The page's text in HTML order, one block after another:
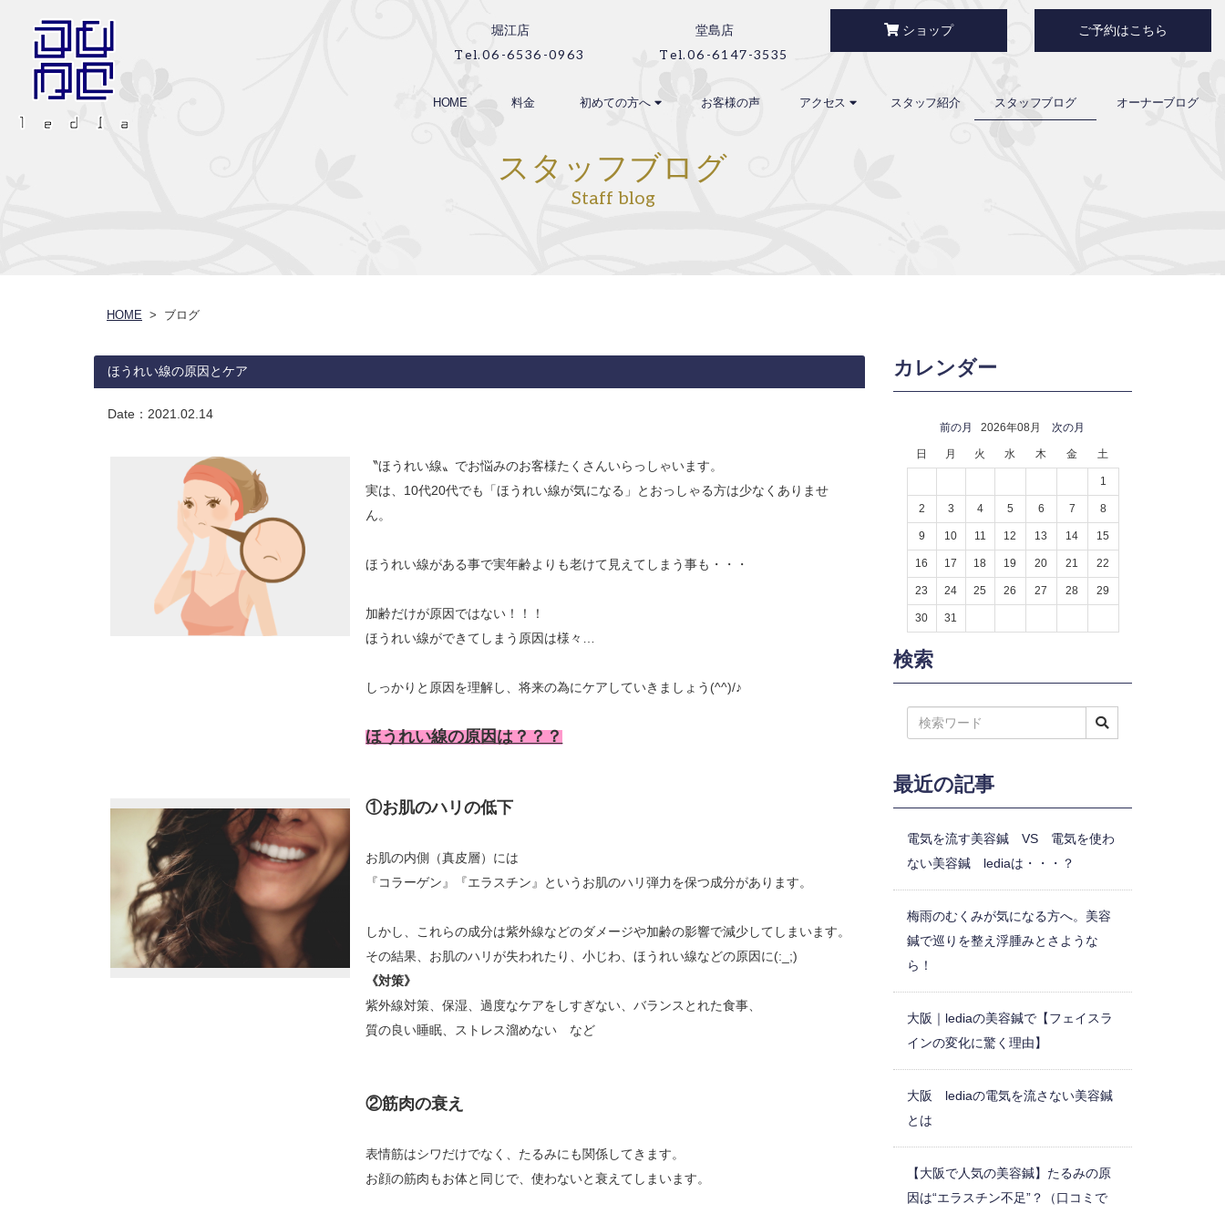
堀江店
Tel.06-6536-0963
堂島店
Tel.06-6147-3535
ショップ ご予約はこちら
HOME 料金 初めての方へ お客様の声 アクセス スタッフ紹介 スタッフブログ オーナーブログ
スタッフブログ
Staff blog
HOME > ブログ
ほうれい線の原因とケア
Date： 2021.02.14
〝ほうれい線〟でお悩みのお客様たくさんいらっしゃいます。
実は、10代20代でも「ほうれい線が気になる」とおっしゃる方は少なくありませ
ん。
ほうれい線がある事で実年齢よりも老けて見えてしまう事も・・・
加齢だけが原因ではない！！！
ほうれい線ができてしまう原因は様々…
しっかりと原因を理解し、将来の為にケアしていきましょう(^^)/♪
ほうれい線の原因は？？？
①お肌のハリの低下
お肌の内側（真皮層）には
『コラーゲン』『エラスチン』というお肌のハリ弾力を保つ成分があります。
しかし、これらの成分は紫外線などのダメージや加齢の影響で減少してしまいます。
その結果、お肌のハリが失われたり、小じわ、ほうれい線などの原因に(:_;)
《対策》
紫外線対策、保湿、過度なケアをしすぎない、バランスとれた食事、
質の良い睡眠、ストレス溜めない など
②筋肉の衰え
表情筋はシワだけでなく、たるみにも関係してきます。
お顔の筋肉もお体と同じで、使わないと衰えてしまいます。
カレンダー
前の月 2026年08月 次の月
日 月 火 水 木 金 土
1
2 3 4 5 6 7 8
9 10 11 12 13 14 15
16 17 18 19 20 21 22
23 24 25 26 27 28 29
30 31
検索
最近の記事
電気を流す美容鍼 VS 電気を使わ
ない美容鍼 lediaは・・・？
梅雨のむくみが気になる方へ。美容
鍼で巡りを整え浮腫みとさような
ら！
大阪｜lediaの美容鍼で【フェイスラ
インの変化に驚く理由】
大阪 lediaの電気を流さない美容鍼
とは
【大阪で人気の美容鍼】たるみの原
因は“エラスチン不足”？（口コミで